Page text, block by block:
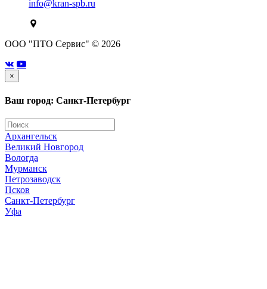
info@kran-spb.ru
ООО "ПТО Сервис" © 2026
×
Ваш город: Санкт-Петербург
Архангельск
Великий Новгород
Вологда
Мурманск
Петрозаводск
Псков
Санкт-Петербург
Уфа